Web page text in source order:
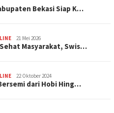
Bekasi Siap K…
21 Mei 2026
Masyarakat, Swis…
22 Oktober 2024
dari Hobi Hing…